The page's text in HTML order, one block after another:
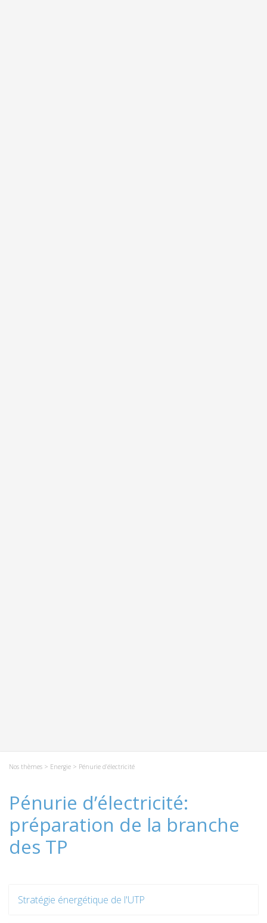
Nos thèmes > Energie > Pénurie d’électricité
Pénurie d’électricité:
préparation de la branche
des TP
Stratégie énergétique de l'UTP